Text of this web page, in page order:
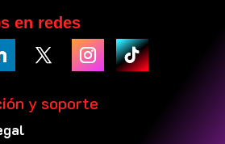
en redes
y soporte